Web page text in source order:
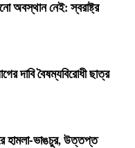
অবস্থান নেই: স্বরাষ্ট্র
দাবি বৈষম্যবিরোধী ছাত্র
হামলা-ভাঙচুর, উত্তপ্ত